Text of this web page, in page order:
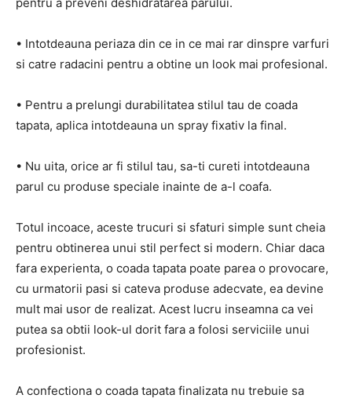
• Intotdeauna periaza din ce in ce mai rar dinspre varfuri
si catre radacini pentru a obtine un look mai profesional.
• Pentru a prelungi durabilitatea stilul tau de coada
tapata, aplica intotdeauna un spray fixativ la final.
• Nu uita, orice ar fi stilul tau, sa-ti cureti intotdeauna
parul cu produse speciale inainte de a-l coafa.
Totul incoace, aceste trucuri si sfaturi simple sunt cheia
pentru obtinerea unui stil perfect si modern. Chiar daca
fara experienta, o coada tapata poate parea o provocare,
cu urmatorii pasi si cateva produse adecvate, ea devine
mult mai usor de realizat. Acest lucru inseamna ca vei
putea sa obtii look-ul dorit fara a folosi serviciile unui
profesionist.
A confectiona o coada tapata finalizata nu trebuie sa